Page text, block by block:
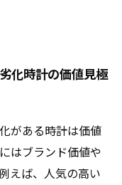
化時計の価値見極
がある時計は価値
はブランド価値や
えば、人気の高い